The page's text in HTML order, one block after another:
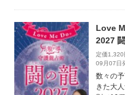
Love
2027
定価1,320
09月07日
数々の
きた大